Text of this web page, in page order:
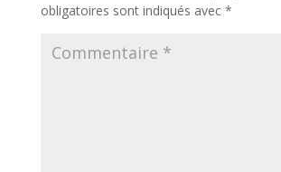
obligatoires sont indiqués avec *